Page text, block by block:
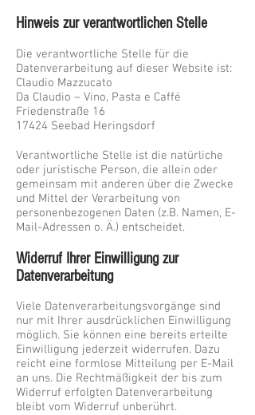
Hinweis zur verantwortlichen Stelle
Die verantwortliche Stelle für die
Datenverarbeitung auf dieser Website ist:
Claudio Mazzucato
Da Claudio – Vino, Pasta e Caffé
Friedenstraße 16
17424 Seebad Heringsdorf
Verantwortliche Stelle ist die natürliche
oder juristische Person, die allein oder
gemeinsam mit anderen über die Zwecke
und Mittel der Verarbeitung von
personenbezogenen Daten (z.B. Namen, E-
Mail-Adressen o. Ä.) entscheidet.
Widerruf Ihrer Einwilligung zur
Datenverarbeitung
Viele Datenverarbeitungsvorgänge sind
nur mit Ihrer ausdrücklichen Einwilligung
möglich. Sie können eine bereits erteilte
Einwilligung jederzeit widerrufen. Dazu
reicht eine formlose Mitteilung per E-Mail
an uns. Die Rechtmäßigkeit der bis zum
Widerruf erfolgten Datenverarbeitung
bleibt vom Widerruf unberührt.